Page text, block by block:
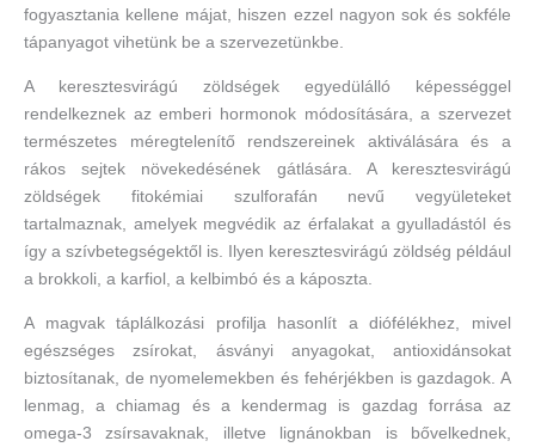
fogyasztania kellene májat, hiszen ezzel nagyon sok és sokféle
tápanyagot vihetünk be a szervezetünkbe.
A keresztesvirágú zöldségek egyedülálló képességgel
rendelkeznek az emberi hormonok módosítására, a szervezet
természetes méregtelenítő rendszereinek aktiválására és a
rákos sejtek növekedésének gátlására. A keresztesvirágú
zöldségek fitokémiai szulforafán nevű vegyületeket
tartalmaznak, amelyek megvédik az érfalakat a gyulladástól és
így a szívbetegségektől is. Ilyen keresztesvirágú zöldség például
a brokkoli, a karfiol, a kelbimbó és a káposzta.
A magvak táplálkozási profilja hasonlít a diófélékhez, mivel
egészséges zsírokat, ásványi anyagokat, antioxidánsokat
biztosítanak, de nyomelemekben és fehérjékben is gazdagok. A
lenmag, a chiamag és a kendermag is gazdag forrása az
omega-3 zsírsavaknak, illetve lignánokban is bővelkednek,